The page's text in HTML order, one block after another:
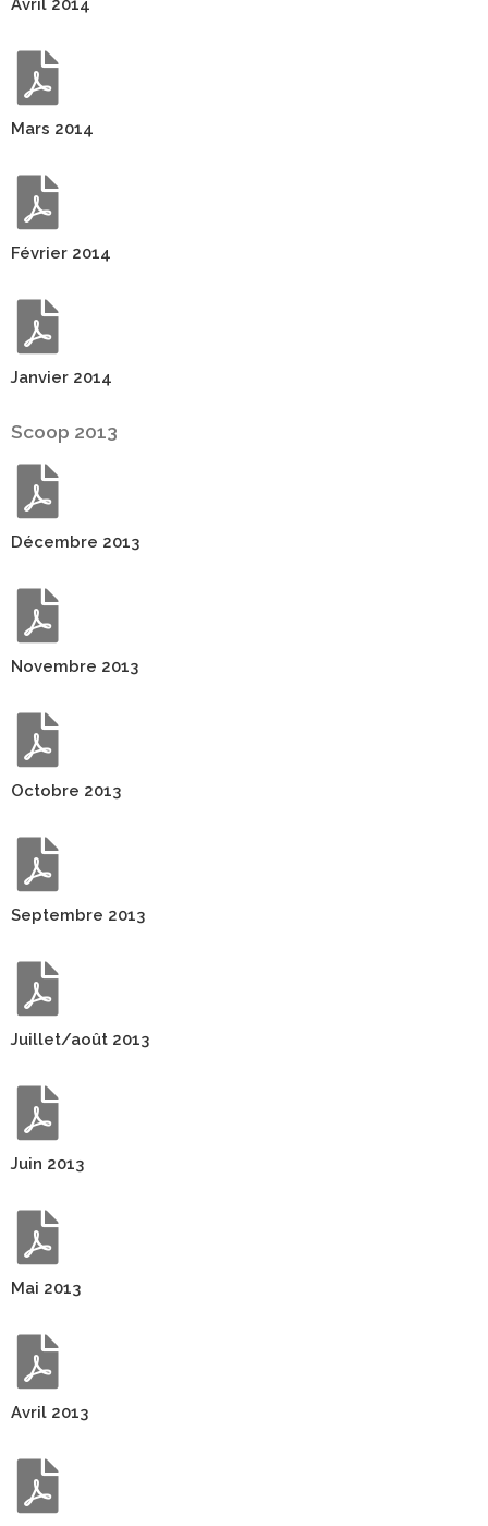
Avril 2014
Mars 2014
Février 2014
Janvier 2014
Scoop 2013
Décembre 2013
Novembre 2013
Octobre 2013
Septembre 2013
Juillet/août 2013
Juin 2013
Mai 2013
Avril 2013